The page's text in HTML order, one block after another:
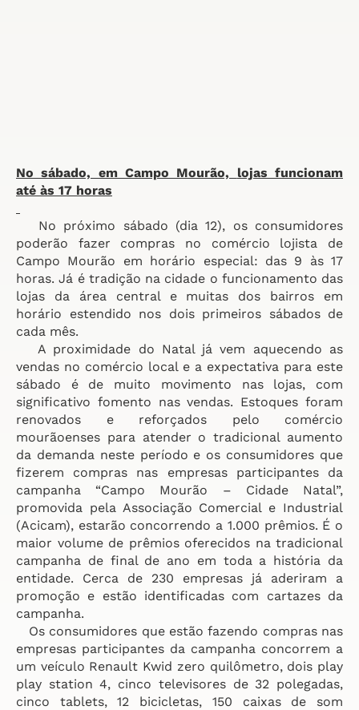
No sábado, em Campo Mourão, lojas funcionam
até às 17 horas
No próximo sábado (dia 12), os consumidores
poderão fazer compras no comércio lojista de
Campo Mourão em horário especial: das 9 às 17
horas. Já é tradição na cidade o funcionamento das
lojas da área central e muitas dos bairros em
horário estendido nos dois primeiros sábados de
cada mês.
A proximidade do Natal já vem aquecendo as
vendas no comércio local e a expectativa para este
sábado é de muito movimento nas lojas, com
significativo fomento nas vendas. Estoques foram
renovados e reforçados pelo comércio
mourãoenses para atender o tradicional aumento
da demanda neste período e os consumidores que
fizerem compras nas empresas participantes da
campanha “Campo Mourão – Cidade Natal”,
promovida pela Associação Comercial e Industrial
(Acicam), estarão concorrendo a 1.000 prêmios. É o
maior volume de prêmios oferecidos na tradicional
campanha de final de ano em toda a história da
entidade. Cerca de 230 empresas já aderiram a
promoção e estão identificadas com cartazes da
campanha.
Os consumidores que estão fazendo compras nas
empresas participantes da campanha concorrem a
um veículo Renault Kwid zero quilômetro, dois play
play station 4, cinco televisores de 32 polegadas,
cinco tablets, 12 bicicletas, 150 caixas de som